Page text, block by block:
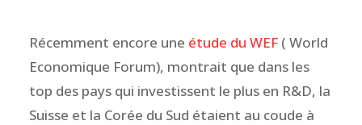
Récemment encore une étude du WEF( World
Economique Forum), montrait que dans les
top des pays qui investissent le plus en R&D, la
Suisse et la Corée du Sud étaient au coude à